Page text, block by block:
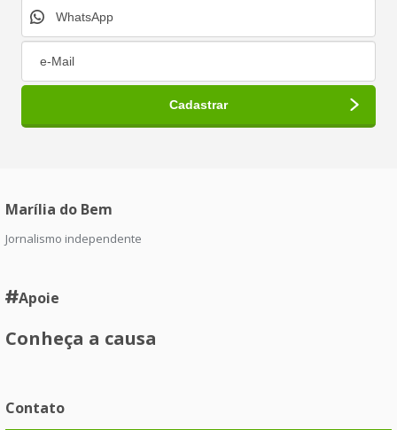
Marília do Bem
Jornalismo independente
Apoie
Conheça a causa
Contato